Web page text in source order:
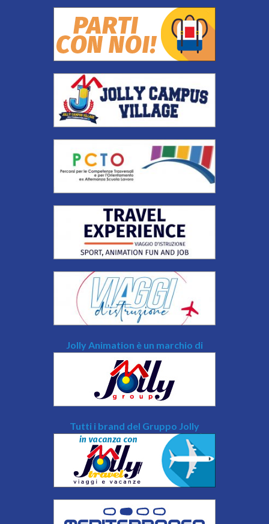
Jolly Animation è un marchio di
Tutti i brand del Gruppo Jolly